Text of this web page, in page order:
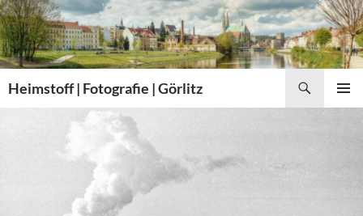
Zum
Inhalt
springen
Heimstoff | Fotografie | Görlitz